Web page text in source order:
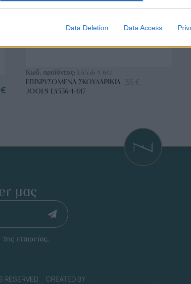
Data Deletion Data Access
€
Κωδ. προϊόντος: E4556-1-617
ΕΠΙΧΡΥΣΩΜΈΝΑ ΣΚΟΥΛΑΡΊΚΙΑ
JOOLS E4556-1-617
μας
εταιρείας.
RESERVED CREATED BY